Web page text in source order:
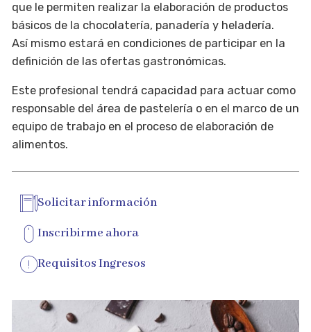
que le permiten realizar la elaboración de productos
básicos de la chocolatería, panadería y heladería.
Así mismo estará en condiciones de participar en la
definición de las ofertas gastronómicas.
Este profesional tendrá capacidad para actuar como
responsable del área de pastelería o en el marco de un
equipo de trabajo en el proceso de elaboración de
alimentos.
Solicitar información
Inscribirme ahora
Requisitos Ingresos